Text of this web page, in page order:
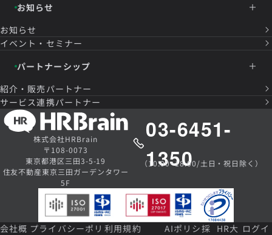
お知らせ
お知らせ
イベント・セミナー
パートナーシップ
紹介・販売パートナー
サービス連携パートナー
株式会社HRBrain
〒108-0073
東京都港区三田3-5-19
住友不動産東京三田ガーデンタワー
5F
03-6451-
1350
（10:00~18:00/土日・祝日除く）
会社概 プライバシーポリ 利用規約
AIポリシ採 HR大 ログイ